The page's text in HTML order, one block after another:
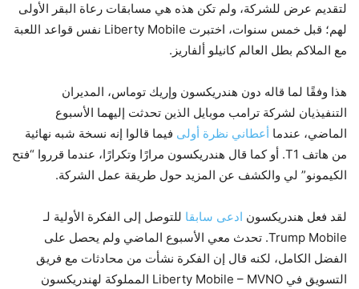
لتقديم عرض للشركة، ولم تكن هذه هي مسابقات رعاة البقر الأولى
لهم؛ قبل خمس سنوات، اختبرت Liberty Mobile نفس قواعد اللعبة
مع الملاكم بطل العالم كانيلو ألفاريز.
هذا وفقًا لما قاله دون هندريكسون وإريك توماس، المديران
التنفيذيان لشركة ترامب موبايل الذين تحدثت إليهما الأسبوع
الماضي، عندما أعطاني نظرة أولى فيما قالوا إنه نسخة شبه نهائية
من هاتف T1. أو كما قال هندريكسون مرارًا وتكرارًا، عندما قرروا “فتح
الكيمونو” لي والكشف عن المزيد حول طريقة عمل الشركة.
لقد فعل هندريكسون ادعى سابقا للتوصل إلى الفكرة الأولية لـ
Trump Mobile. تحدث معي الأسبوع الماضي ولم يحصل على
الفضل الكامل، لكنه قال إن الفكرة نشأت من محادثات مع فريق
التسويق في Liberty Mobile – MVNO المملوكة لهندريكسون